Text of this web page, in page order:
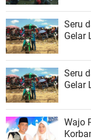
Seru
Gelar
Seru
Gelar
Wajo